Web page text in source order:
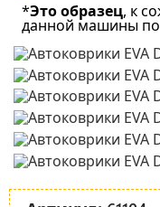
*Это образец, к
данной машины